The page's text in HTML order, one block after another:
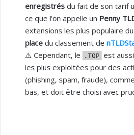
enregistrés du fait de son tarif
ce que l’on appelle un Penny
extensions les plus populaire
place du classement de
⚠️ Cependant, le
.TOP est
les plus exploitées pour des
(phishing, spam, fraude),
bas, et doit être choisi avec